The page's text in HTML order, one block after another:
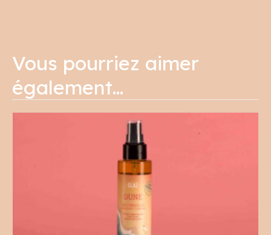
Vous pourriez aimer
également…